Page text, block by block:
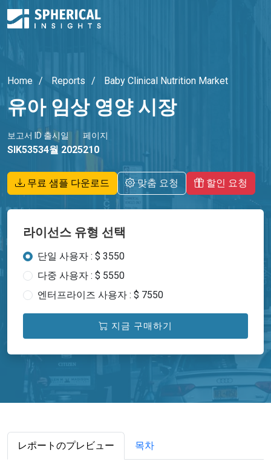
Home Reports Baby Clinical Nutrition Market
유아 임상 영양 시장
보고서 ID
SIK5353
출시일
4월 2025
페이지
210
무료 샘플 다운로드 맞춤 요청 할인 요청
라이선스 유형 선택
단일 사용자 : $ 3550
다중 사용자 : $ 5550
엔터프라이즈 사용자 : $ 7550
지금 구매하기
レポートのプレビュー 목차